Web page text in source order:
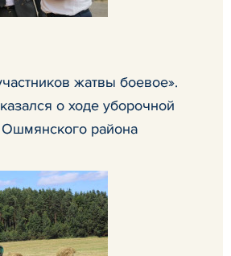
жатвы боевое».
о ходе уборочной
района